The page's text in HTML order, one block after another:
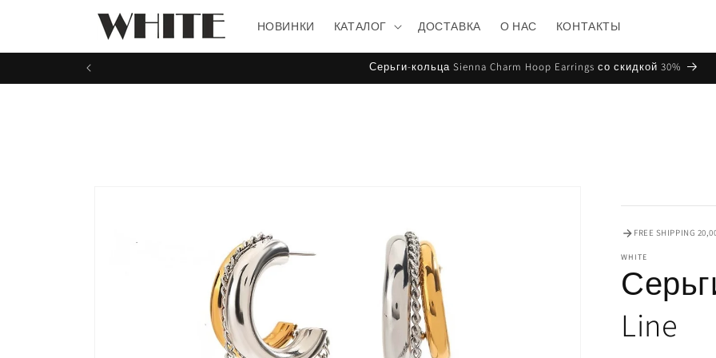
НОВИНКИ КАТАЛОГ ДОСТАВКА О НАС КОНТАКТЫ
Серьги-кольца Sienna Charm Hoop Earrings со скидкой 30%
FREE SHIPPING
WHITE
Line